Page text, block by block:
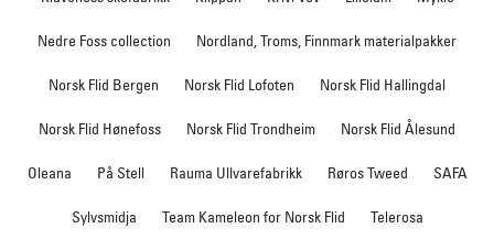
Nedre Foss collection Nordland, Troms, Finnmark materialpakker
Norsk Flid Bergen Norsk Flid Lofoten Norsk Flid Hallingdal
Norsk Flid Hønefoss Norsk Flid Trondheim Norsk Flid Ålesund
Oleana På Stell Rauma Ullvarefabrikk Røros Tweed SAFA
Sylvsmidja Team Kameleon for Norsk Flid Telerosa